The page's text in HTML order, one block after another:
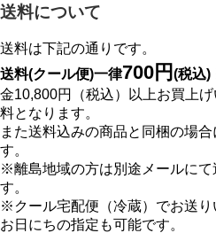
送料について
送料は下記の通りです。
送料(クール便)一律700円 (税込)
金10,800円（税込）以上お買上
料となります。
また送料込みの商品と同梱の場
す。
※離島地域の方は別途メールにて
す。
※クール宅配便（冷蔵）でお送り
お日にちの指定も可能です。